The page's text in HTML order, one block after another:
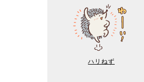
ハリねず